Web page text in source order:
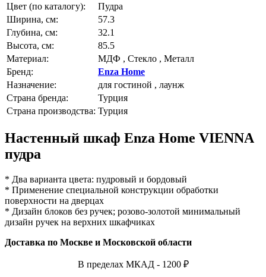
Цвет (по каталогу):
Пудра
Ширина, см:
57.3
Глубина, см:
32.1
Высота, см:
85.5
Материал:
МДФ , Стекло , Металл
Бренд:
Enza Home
Назначение:
для гостиной , лаунж
Страна бренда:
Турция
Страна производства: Турция
Настенный шкаф Enza Home VIENNA
пудра
* Два варианта цвета: пудровый и бордовый
* Применение специальной конструкции обработки
поверхности на дверцах
* Дизайн блоков без ручек; розово-золотой минимальный
дизайн ручек на верхних шкафчиках
Доставка по Москве и Московской области
В пределах МКАД - 1200 ₽